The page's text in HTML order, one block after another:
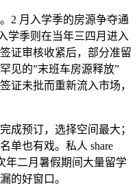
2 月入学季的房源争夺通
学季则在当年三四月进入
证审核收紧后，部分准留
见的”末班车房源释放”
未批而重新流入市场，
成预订，选择空间最大；
单也有戏。私人 share
年二月暑假期间大量留学
的好窗口。